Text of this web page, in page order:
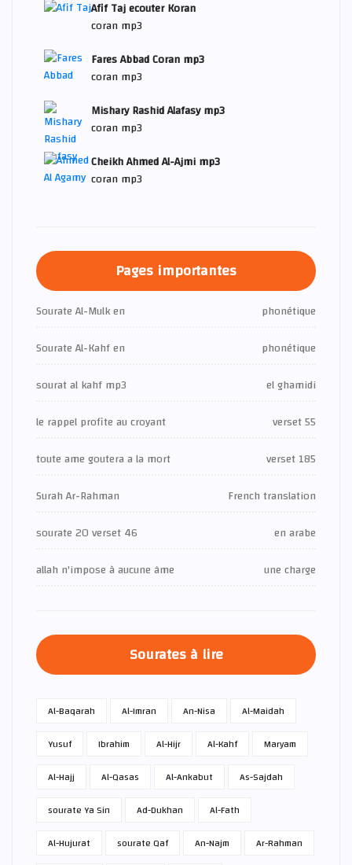
Afif Taj ecouter Koran
coran mp3
Fares Abbad Coran mp3
coran mp3
Mishary Rashid Alafasy mp3
coran mp3
Cheikh Ahmed Al-Ajmi mp3
coran mp3
Pages importantes
Sourate Al-Mulk en
phonétique
Sourate Al-Kahf en
phonétique
sourat al kahf mp3
el ghamidi
le rappel profite au croyant
verset 55
toute ame goutera a la mort
verset 185
Surah Ar-Rahman
French translation
sourate 20 verset 46
en arabe
allah n'impose à aucune âme
une charge
Sourates à lire
Al-Baqarah Al-Imran An-Nisa
Al-Maidah
Yusuf
Ibrahim Al-Hijr Al-Kahf
Maryam
Al-Hajj
Al-Qasas Al-Ankabut
As-Sajdah
sourate Ya Sin
Ad-Dukhan
Al-Fath
Al-Hujurat
sourate Qaf An-Najm
Ar-Rahman